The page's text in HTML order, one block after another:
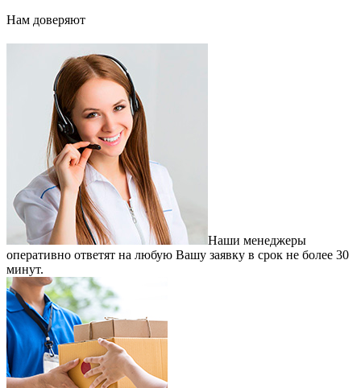
Нам доверяют
Наши менеджеры
оперативно ответят на любую Вашу заявку в срок не более 30
минут.